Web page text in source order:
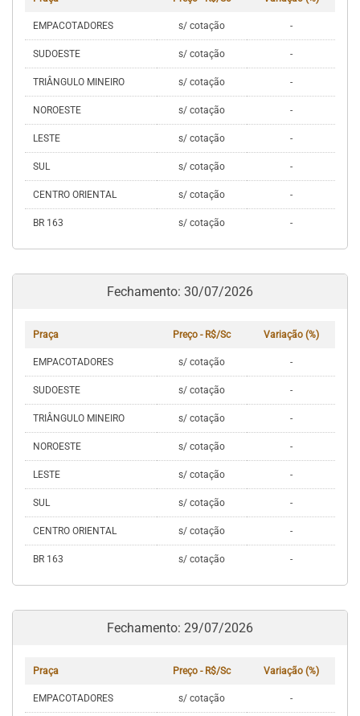
EMPACOTADORES s/ cotação -
SUDOESTE s/ cotação -
TRIÂNGULO MINEIRO s/ cotação -
NOROESTE s/ cotação -
LESTE s/ cotação -
SUL s/ cotação -
CENTRO ORIENTAL s/ cotação -
BR 163 s/ cotação -
Fechamento: 30/07/2026
Praça Preço - R$/Sc Variação (%)
EMPACOTADORES s/ cotação -
SUDOESTE s/ cotação -
TRIÂNGULO MINEIRO s/ cotação -
NOROESTE s/ cotação -
LESTE s/ cotação -
SUL s/ cotação -
CENTRO ORIENTAL s/ cotação -
BR 163 s/ cotação -
Fechamento: 29/07/2026
Praça Preço - R$/Sc Variação (%)
EMPACOTADORES s/ cotação -